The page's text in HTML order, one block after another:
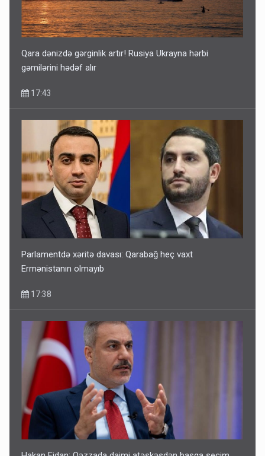
Qara dənizdə gərginlik artır! Rusiya Ukrayna hərbi
gəmilərini hədəf alır
17:43
Parlamentdə xəritə davası: Qarabağ heç vaxt
Ermənistanın olmayıb
17:38